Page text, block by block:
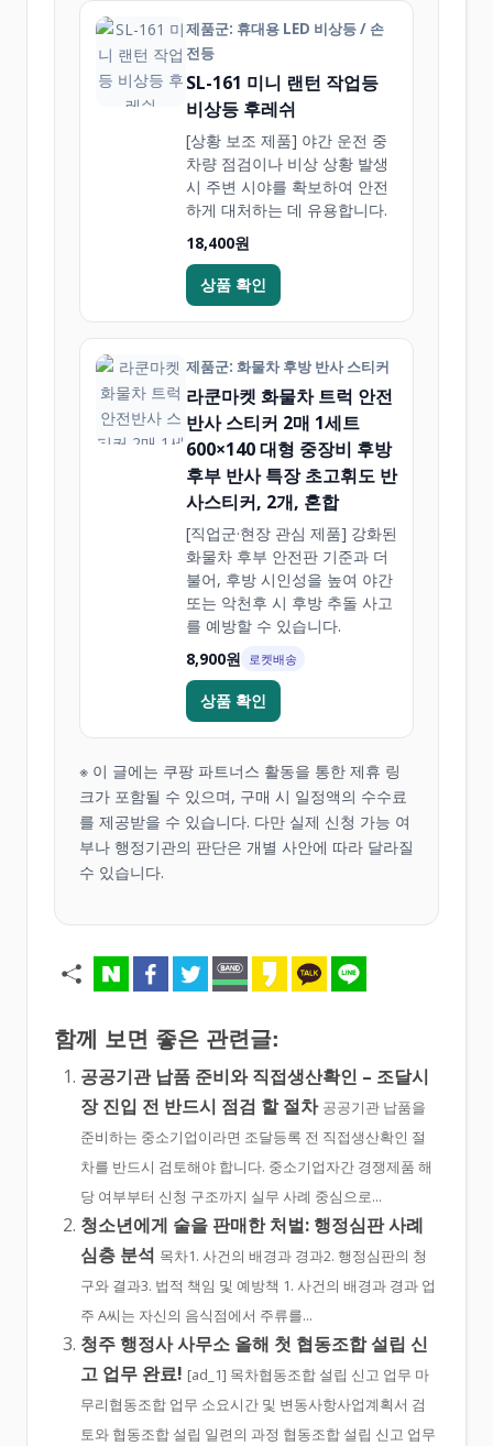
제품군: 휴대용 LED 비상등 / 손
전등
SL-161 미니 랜턴 작업등
비상등 후레쉬
[상황 보조 제품] 야간 운전 중
차량 점검이나 비상 상황 발생
시 주변 시야를 확보하여 안전
하게 대처하는 데 유용합니다.
18,400원
상품 확인
제품군: 화물차 후방 반사 스티커
라쿤마켓 화물차 트럭 안전
반사 스티커 2매 1세트
600×140 대형 중장비 후방
후부 반사 특장 초고휘도 반
사스티커, 2개, 혼합
[직업군·현장 관심 제품] 강화된
화물차 후부 안전판 기준과 더
불어, 후방 시인성을 높여 야간
또는 악천후 시 후방 추돌 사고
를 예방할 수 있습니다.
8,900원 로켓배송
상품 확인
※ 이 글에는 쿠팡 파트너스 활동을 통한 제휴 링
크가 포함될 수 있으며, 구매 시 일정액의 수수료
를 제공받을 수 있습니다. 다만 실제 신청 가능 여
부나 행정기관의 판단은 개별 사안에 따라 달라질
수 있습니다.
함께 보면 좋은 관련글:
공공기관 납품 준비와 직접생산확인 – 조달시
장 진입 전 반드시 점검 할 절차 공공기관 납품을
준비하는 중소기업이라면 조달등록 전 직접생산확인 절
차를 반드시 검토해야 합니다. 중소기업자간 경쟁제품 해
당 여부부터 신청 구조까지 실무 사례 중심으로...
청소년에게 술을 판매한 처벌: 행정심판 사례
심층 분석 목차1. 사건의 배경과 경과2. 행정심판의 청
구와 결과3. 법적 책임 및 예방책 1. 사건의 배경과 경과 업
주 A씨는 자신의 음식점에서 주류를...
청주 행정사 사무소 올해 첫 협동조합 설립 신
고 업무 완료! [ad_1] 목차협동조합 설립 신고 업무 마
무리협동조합 업무 소요시간 및 변동사항사업계획서 검
토와 협동조합 설립 일련의 과정 협동조합 설립 신고 업무